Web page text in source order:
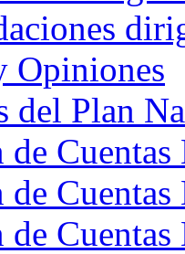
Opiniones
del Plan
Cuentas
Cuentas
de